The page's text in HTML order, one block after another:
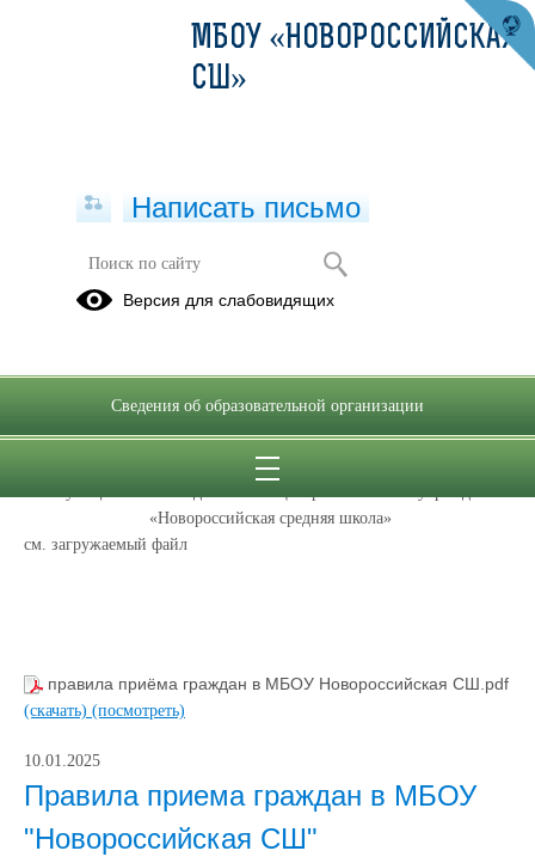
Прием в школу
Правила приема граждан
«Новороссийская средняя школа»
см. загружаемый файл
правила приёма граждан в МБОУ Новороссийская СШ.pdf
(скачать) (посмотреть)
10.01.2025
Правила приема граждан в МБОУ
"Новороссийская СШ"
МБОУ «НОВОРОССИЙСКАЯ
СШ»
Написать письмо
Версия для слабовидящих
Сведения об образовательной организации